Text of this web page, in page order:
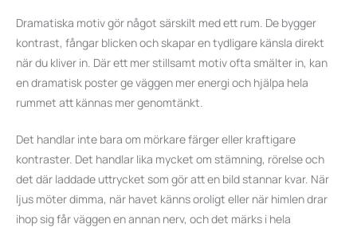
Dramatiska motiv gör något särskilt med ett rum. De bygger
kontrast, fångar blicken och skapar en tydligare känsla direkt
när du kliver in. Där ett mer stillsamt motiv ofta smälter in, kan
en dramatisk poster ge väggen mer energi och hjälpa hela
rummet att kännas mer genomtänkt.
Det handlar inte bara om mörkare färger eller kraftigare
kontraster. Det handlar lika mycket om stämning, rörelse och
det där laddade uttrycket som gör att en bild stannar kvar. När
ljus möter dimma, när havet känns oroligt eller när himlen drar
ihop sig får väggen en annan nerv, och det märks i hela